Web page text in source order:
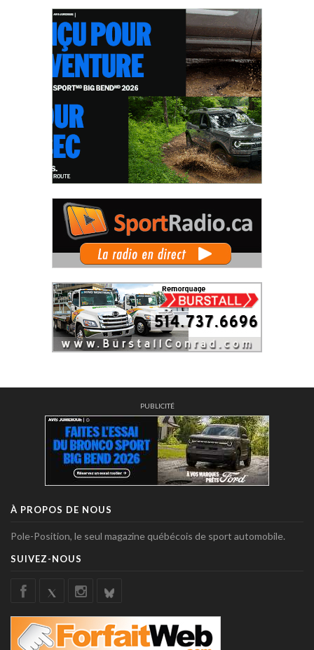
PUBLICITÉ
À PROPOS DE NOUS
Pole-Position, le seul magazine québécois de sport automobile.
SUIVEZ-NOUS